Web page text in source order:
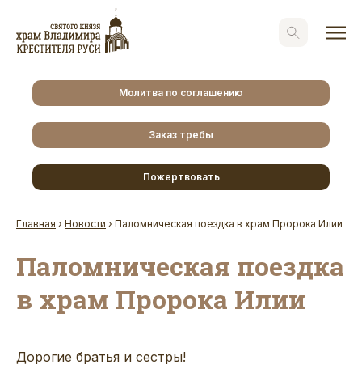
Молитва по соглашению
Заказ требы
Пожертвовать
Главная › Новости › Паломническая поездка в храм Пророка Илии
Паломническая поездка
в храм Пророка Илии
Дорогие братья и сестры!